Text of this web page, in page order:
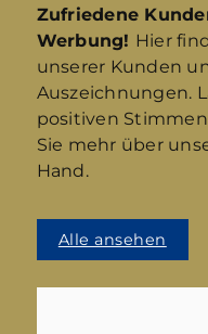
Zufriedene
Werbung! Hier
unserer Kunden
Auszeichnungen.
positiven
Sie mehr über
Hand.
Alle ansehen